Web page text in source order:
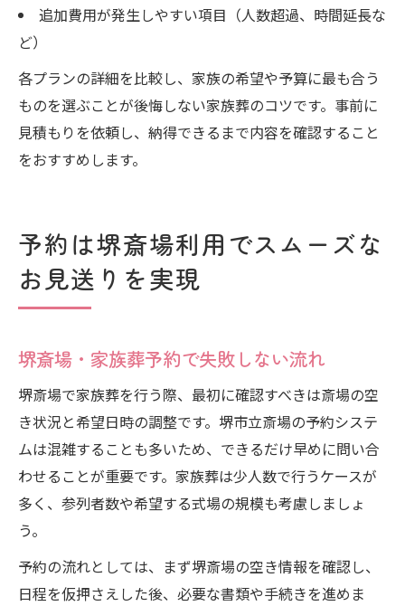
追加費用が発生しやすい項目（人数超過、時間延長な
ど）
各プランの詳細を比較し、家族の希望や予算に最も合う
ものを選ぶことが後悔しない家族葬のコツです。事前に
見積もりを依頼し、納得できるまで内容を確認すること
をおすすめします。
予約は堺斎場利用でスムーズな
お見送りを実現
堺斎場・家族葬予約で失敗しない流れ
堺斎場で家族葬を行う際、最初に確認すべきは斎場の空
き状況と希望日時の調整です。堺市立斎場の予約システ
ムは混雑することも多いため、できるだけ早めに問い合
わせることが重要です。家族葬は少人数で行うケースが
多く、参列者数や希望する式場の規模も考慮しましょ
う。
予約の流れとしては、まず堺斎場の空き情報を確認し、
日程を仮押さえした後、必要な書類や手続きを進めま